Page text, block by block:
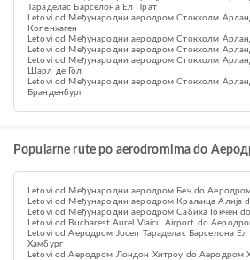
Тараделас Барселона Ел Прат
Letovi od Међународни аеродром Стокхолм
Копенхаген
Letovi od Међународни аеродром Стокхолм
Letovi od Међународни аеродром Стокхолм
Letovi od Међународни аеродром Стокхолм
Шарл де Гол
Letovi od Међународни аеродром Стокхолм
Бранденбург
Popularne rute po aerodromima do
Letovi od Међународни аеродром Беч do
Letovi od Међународни аеродром Краљица Алија
Letovi od Међународни аеродром Сабиха Гокчен
Letovi od Bucharest Aurel Vlaicu Airport do
Letovi od Аеродром Јосеп Тараделас Барселона
Хамбург
Letovi od Аеродром Лондон Хитроу do Аеродром